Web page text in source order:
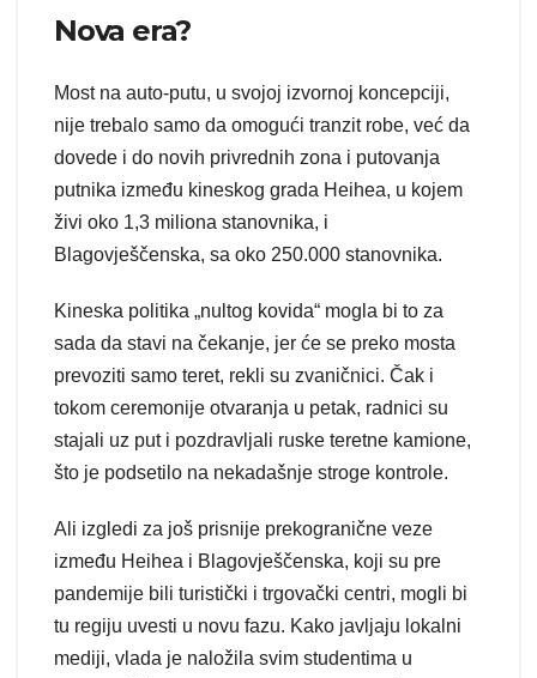
Nova era?
Most na auto-putu, u svojoj izvornoj koncepciji,
nije trebalo samo da omogući tranzit robe, već da
dovede i do novih privrednih zona i putovanja
putnika između kineskog grada Heihea, u kojem
živi oko 1,3 miliona stanovnika, i
Blagovješčenska, sa oko 250.000 stanovnika.
Kineska politika „nultog kovida“ mogla bi to za
sada da stavi na čekanje, jer će se preko mosta
prevoziti samo teret, rekli su zvaničnici. Čak i
tokom ceremonije otvaranja u petak, radnici su
stajali uz put i pozdravljali ruske teretne kamione,
što je podsetilo na nekadašnje stroge kontrole.
Ali izgledi za još prisnije prekogranične veze
između Heihea i Blagovješčenska, koji su pre
pandemije bili turistički i trgovački centri, mogli bi
tu regiju uvesti u novu fazu. Kako javljaju lokalni
mediji, vlada je naložila svim studentima u